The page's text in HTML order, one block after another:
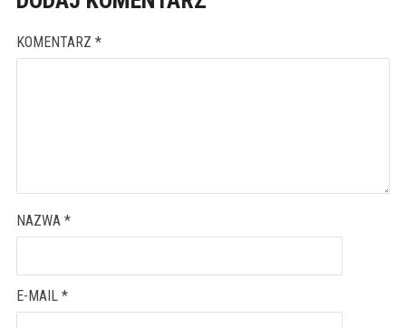
KOMENTARZ *
NAZWA *
E-MAIL *